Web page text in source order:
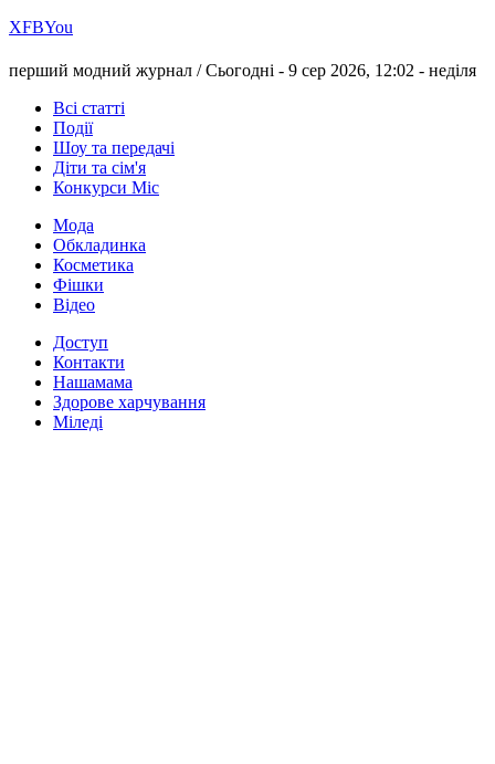
ХFBYou
перший модний журнал /Сьогодні - 9 сер 2026, 12:02 - неділя
Всі статті
Події
Шоу та передачі
Діти та сім'я
Конкурси Міс
Мода
Обкладинка
Косметика
Фішки
Відео
Доступ
Контакти
Нашамама
Здорове харчування
Міледі